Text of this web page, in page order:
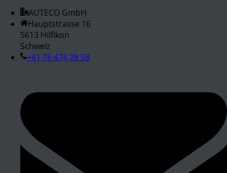
AUTECO GmbH
Hauptstrasse 16
5613 Hilfikon
Schweiz
+41 76 474 28 58